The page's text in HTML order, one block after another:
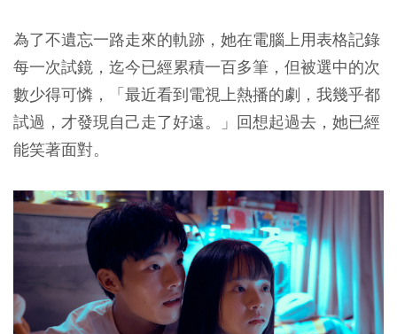
為了不遺忘一路走來的軌跡，她在電腦上用表格記錄
每一次試鏡，迄今已經累積一百多筆，但被選中的次
數少得可憐，「最近看到電視上熱播的劇，我幾乎都
試過，才發現自己走了好遠。」回想起過去，她已經
能笑著面對。